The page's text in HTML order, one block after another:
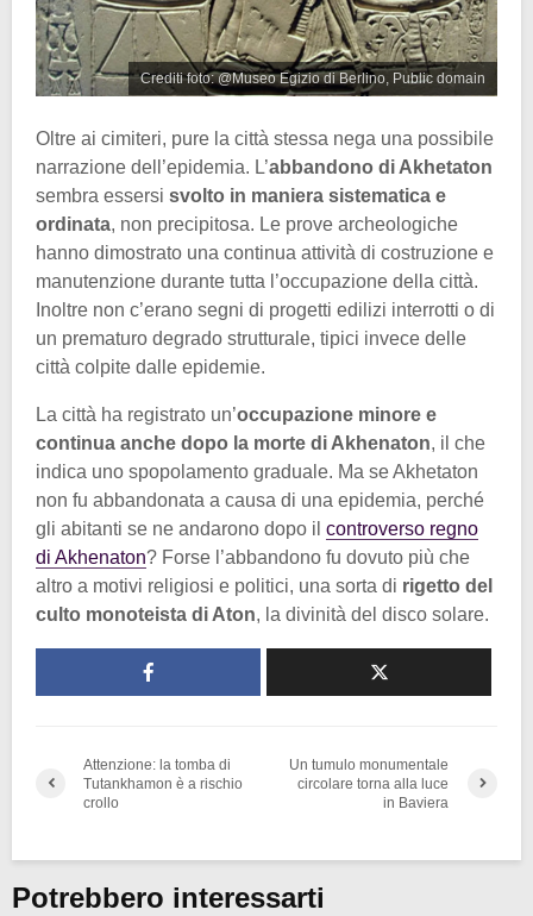
Crediti foto: @Museo Egizio di Berlino, Public domain
Oltre ai cimiteri, pure la città stessa nega una possibile
narrazione dell’epidemia. L’abbandono di Akhetaton
sembra essersi svolto in maniera sistematica e
ordinata, non precipitosa. Le prove archeologiche
hanno dimostrato una continua attività di costruzione e
manutenzione durante tutta l’occupazione della città.
Inoltre non c’erano segni di progetti edilizi interrotti o di
un prematuro degrado strutturale, tipici invece delle
città colpite dalle epidemie.
La città ha registrato un’occupazione minore e
continua anche dopo la morte di Akhenaton, il che
indica uno spopolamento graduale. Ma se Akhetaton
non fu abbandonata a causa di una epidemia, perché
gli abitanti se ne andarono dopo il controverso regno
di Akhenaton? Forse l’abbandono fu dovuto più che
altro a motivi religiosi e politici, una sorta di rigetto del
culto monoteista di Aton, la divinità del disco solare.
Attenzione: la tomba di
Tutankhamon è a rischio
crollo
Un tumulo monumentale
circolare torna alla luce
in Baviera
Potrebbero interessarti